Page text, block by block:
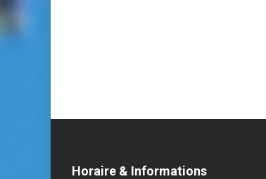
Horaire & Informations